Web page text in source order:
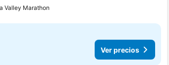
Valley Marathon
Ver precios